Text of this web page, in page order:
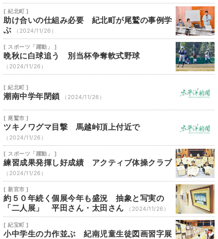
[ 紀北町 ]
助け合いの仕組み必要 紀北町が尾鷲の事例学
ぶ
（2024/11/26）
[ スポーツ「躍動」 ]
晩秋に白球追う 別当杯争奪軟式野球
（2024/11/26）
[ 紀北町 ]
潮南中学年閉鎖 （2024/11/26）
[ 尾鷲市 ]
ツキノワグマ目撃 馬越峠頂上付近で
（2024/11/26）
[ スポーツ「躍動」 ]
練習成果発揮し好成績 アクティブ体操クラブ
（2024/11/26）
[ 新宮市 ]
約５０年続く個展今年も盛況 抽象と写実の
「二人展」 平田さん・太田さん
（2024/11/26）
[ 紀宝町 ]
小中学生の力作並ぶ 紀南児童生徒図画習字展